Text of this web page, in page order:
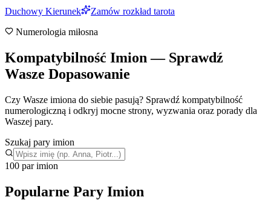
Duchowy Kierunek
Zamów rozkład tarota
Numerologia miłosna
Kompatybilność Imion — Sprawdź
Wasze Dopasowanie
Czy Wasze imiona do siebie pasują? Sprawdź kompatybilność
numerologiczną i odkryj mocne strony, wyzwania oraz porady dla
Waszej pary.
Szukaj pary imion
100 par imion
Popularne Pary Imion